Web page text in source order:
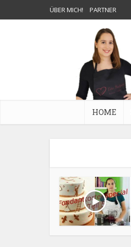
ÜBER MICH! PARTNER
HOME